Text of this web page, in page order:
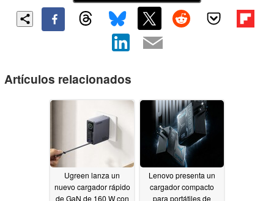
Artículos relacionados
Ugreen lanza un
nuevo cargador rápido
de GaN de 160 W con
Lenovo presenta un
cargador compacto
para portátiles de